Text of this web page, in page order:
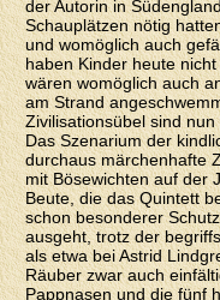
der Autorin in
Schauplätzen nötig
und womöglich auch
haben Kinder heute
wären womöglich auch
am Strand
Zivilisationsübel sind
Das Szenarium der
durchaus märchenhafte
mit Bösewichten auf der
Beute, die das Quintett
schon besonderer
ausgeht, trotz der
als etwa bei Astrid
Räuber zwar auch
Pappnasen und die fünf